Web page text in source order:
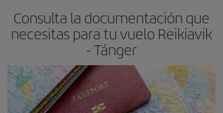
Consulta la documentación que
necesitas para tu vuelo Reikiavik
- Tánger